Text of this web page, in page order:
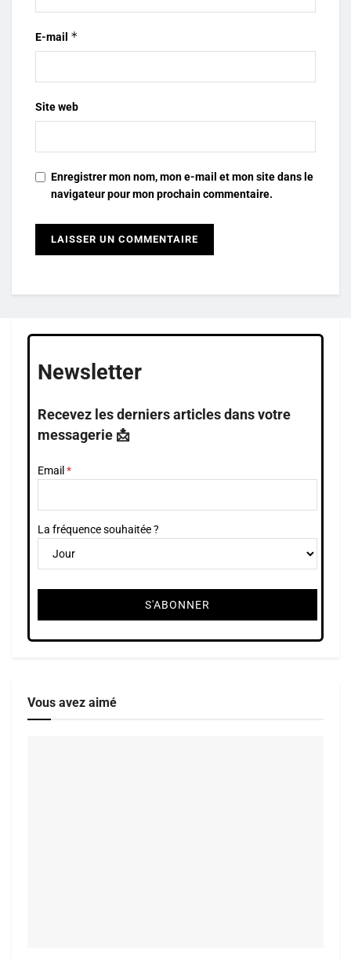
E-mail *
Site web
Enregistrer mon nom, mon e-mail et mon site dans le
navigateur pour mon prochain commentaire.
Newsletter
Recevez les derniers articles dans votre
messagerie 📩
Email
La fréquence souhaitée ?
Vous avez aimé